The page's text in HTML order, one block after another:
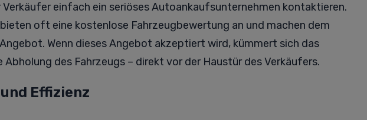
Verkäufer einfach ein seriöses Autoankaufsunternehmen kontaktieren.
oft eine kostenlose Fahrzeugbewertung an und machen dem
Wenn dieses Angebot akzeptiert wird, kümmert sich das
Abholung des Fahrzeugs – direkt vor der Haustür des Verkäufers.
Effizienz